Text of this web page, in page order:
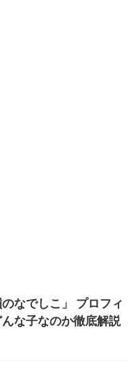
なでしこ」 プロフィ
な子なのか徹底解説